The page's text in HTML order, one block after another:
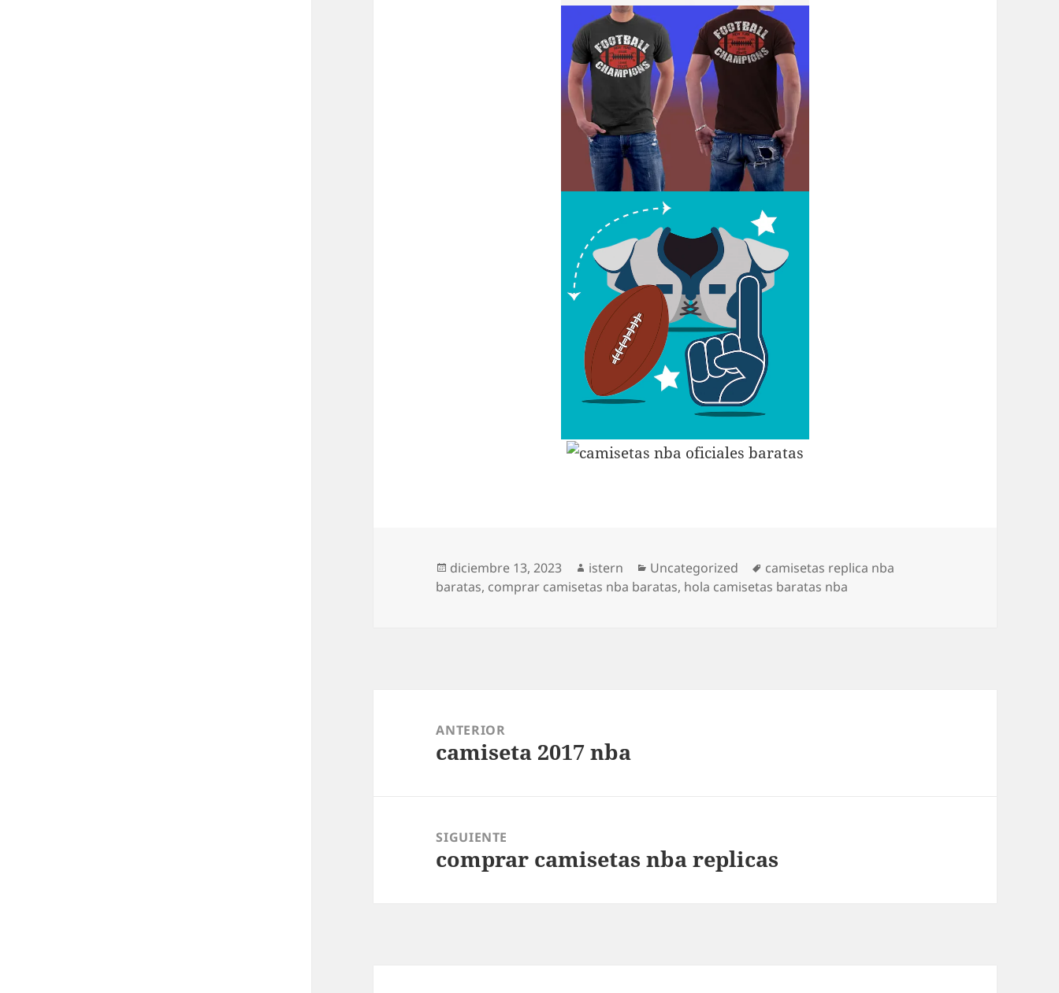
Publicado
el
diciembre 13, 2023 Autor
istern Categorías
Uncategorized Etiquetas
camisetas replica nba
baratas, comprar camisetas nba baratas, hola camisetas baratas nba
entradas
ANTERIOR
Entrada
camiseta 2017 nba
SIGUIENTE
Entrada
comprar camisetas nba replicas